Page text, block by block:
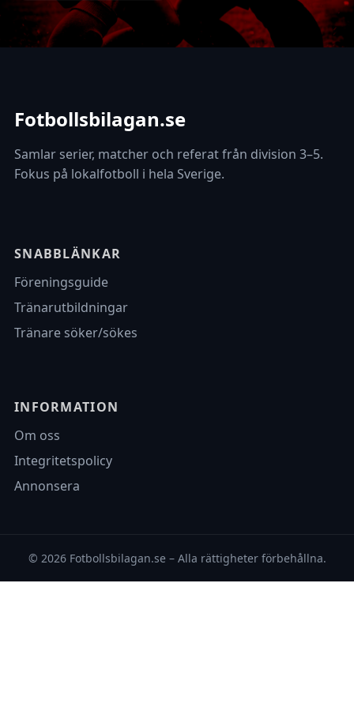
Fotbollsbilagan.se
Samlar serier, matcher och referat från division 3–5.
Fokus på lokalfotboll i hela Sverige.
SNABBLÄNKAR
Föreningsguide
Tränarutbildningar
Tränare söker/sökes
INFORMATION
Om oss
Integritetspolicy
Annonsera
© 2026 Fotbollsbilagan.se – Alla rättigheter förbehållna.